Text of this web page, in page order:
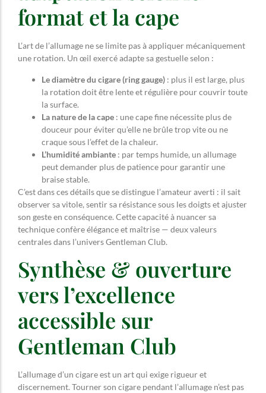
format et la cape
L’art de l’allumage ne se limite pas à appliquer mécaniquement
une rotation. Un œil exercé adapte sa gestuelle selon :
Le diamètre du cigare (ring gauge) : plus il est large, plus
la rotation doit être lente et régulière pour couvrir toute
la surface.
La nature de la cape : une cape fine nécessite plus de
douceur pour éviter qu’elle ne brûle trop vite ou ne
craque sous l’effet de la chaleur.
L’humidité ambiante : par temps humide, un allumage
peut demander plus de patience pour garantir une
braise stable.
C’est dans ces détails que se distingue l’amateur averti : il sait
observer sa vitole, sentir sa résistance sous les doigts et ajuster
son geste en conséquence. Cette capacité à nuancer sa
technique confère élégance et maîtrise — deux valeurs
centrales dans l’univers Gentleman Club.
Synthèse & ouverture
vers l’excellence
accessible sur
Gentleman Club
L’allumage d’un cigare est un art qui exige rigueur et
discernement. Tourner son cigare pendant l’allumage n’est pas